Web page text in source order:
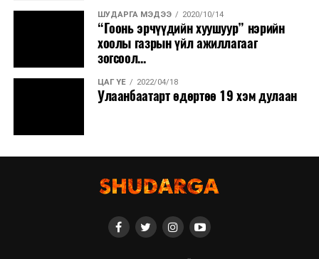
ШУДАРГА МЭДЭЭ 2020/10/14
“Гоонь эрчүүдийн хуушуур” нэрийн
хоолы газрын үйл ажиллагааг
зогсоол...
ЦАГ ҮЕ 2022/04/18
Улаанбаатарт өдөртөө 19 хэм дулаан